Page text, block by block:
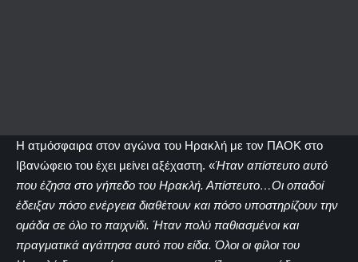
Η ατμόσφαιρα στον αγώνα του Ηρακλή με τον ΠΑΟΚ στο
Ιβανώφειο του έχει μείνει αξέχαστη. «Ήταν απίστευτο αυτό
που έζησα στο γήπεδο του Ηρακλή. Απίστευτο…Οι οπαδοί
έδειξαν πόσο ενέργεια διαθέτουν και πόσο υποστηρίζουν την
ομάδα σε όλο το παιχνίδι. Ήταν πολύ παθιασμένοι και
πραγματικά αγάπησα αυτό που είδα. Όλοι οι φίλοι του